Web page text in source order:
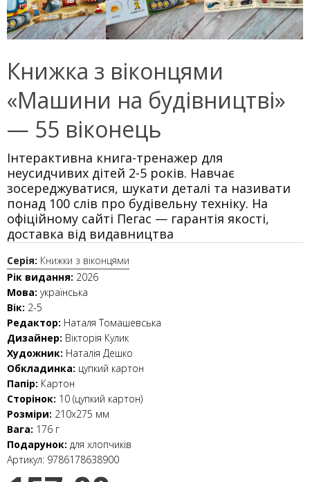
Книжка з віконцями
«Машини на будівництві»
— 55 віконець
Інтерактивна книга-тренажер для
неусидчивих дітей 2-5 років. Навчає
зосереджуватися, шукати деталі та називати
понад 100 слів про будівельну техніку. На
офіційному сайті Пегас — гарантія якості,
доставка від видавництва
Серія: Книжки з віконцями
Рік видання: 2026
Мова: українська
Вік: 2-5
Редактор: Наталя Томашевська
Дизайнер: Вікторія Кулик
Художник: Наталія Дешко
Обкладинка: цупкий картон
Папір: Картон
Сторінок: 10 (цупкий картон)
Розміри: 210x275 мм
Вага: 176 г
Подарунок: для хлопчиків
Артикул: 9786178638900